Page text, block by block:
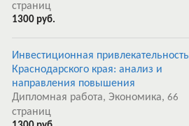
страниц
1300 руб.
Инвестиционная привлекательность
Краснодарского края: анализ и
направления повышения
Дипломная работа, Экономика, 66
страниц